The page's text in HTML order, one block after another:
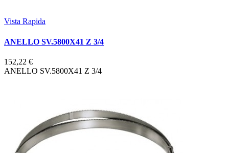
Vista Rapida
ANELLO SV.5800X41 Z 3/4
152,22 €
ANELLO SV.5800X41 Z 3/4